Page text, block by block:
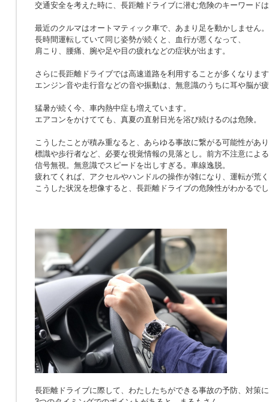
交通安全を考えた時に、長距離ドライブに潜む危険のキーワード
最近のクルマはオートマティック車で、あまり足を動かしません。
長時間運転していて同じ姿勢が続くと、血行が悪くなって、
肩こり、腰痛、腕や足や目の疲れなどの症状が出ます。
さらに長距離ドライブでは高速道路を利用することが多くなりま
エンジン音や走行音などの音や振動は、無意識のうちに耳や脳が
猛暑が続く今、車内熱中症も増えています。
エアコンをかけてても、真夏の直射日光を浴び続けるのは危険。
こうしたことが積み重なると、あらゆる事故に繋がる可能性があ
標識や歩行者など、必要な視覚情報の見落とし。前方不注意によ
信号無視。無意識でスピードを出しすぎる。車線逸脱。
疲れてくれば、アクセルやハンドルの操作が雑になり、運転が荒
こうした状況を想像すると、長距離ドライブの危険性がわかるで
長距離ドライブに際して、わたしたちができる事故の予防、対策